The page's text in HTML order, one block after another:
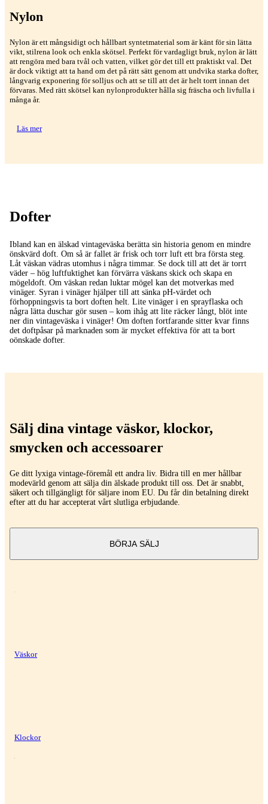
Nylon
Nylon är ett mångsidigt och hållbart syntetmaterial som är känt för sin lätta
vikt, stilrena look och enkla skötsel. Perfekt för vardagligt bruk, nylon är lätt
att rengöra med bara tvål och vatten, vilket gör det till ett praktiskt val. Det
är dock viktigt att ta hand om det på rätt sätt genom att undvika starka dofter,
långvarig exponering för solljus och att se till att det är helt torrt innan det
förvaras. Med rätt skötsel kan nylonprodukter hålla sig fräscha och livfulla i
många år.
Läs mer
Dofter
Ibland kan en älskad vintageväska berätta sin historia genom en mindre
önskvärd doft. Om så är fallet är frisk och torr luft ett bra första steg.
Låt väskan vädras utomhus i några timmar. Se dock till att det är torrt
väder – hög luftfuktighet kan förvärra väskans skick och skapa en
mögeldoft. Om väskan redan luktar mögel kan det motverkas med
vinäger. Syran i vinäger hjälper till att sänka pH-värdet och
förhoppningsvis ta bort doften helt. Lite vinäger i en sprayflaska och
några lätta duschar gör susen – kom ihåg att lite räcker långt, blöt inte
ner din vintageväska i vinäger! Om doften fortfarande sitter kvar finns
det doftpåsar på marknaden som är mycket effektiva för att ta bort
oönskade dofter.
Sälj dina vintage väskor, klockor,
smycken och accessoarer
Ge ditt lyxiga vintage-föremål ett andra liv. Bidra till en mer hållbar
modevärld genom att sälja din älskade produkt till oss. Det är snabbt,
säkert och tillgängligt för säljare inom EU. Du får din betalning direkt
efter att du har accepterat vårt slutliga erbjudande.
BÖRJA SÄLJ
Väskor
Klockor